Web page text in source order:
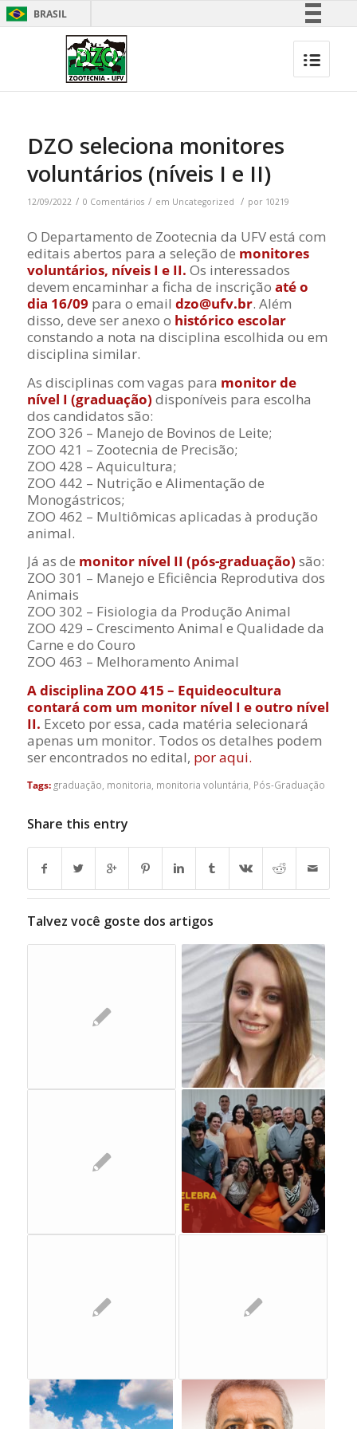
BRASIL
Legislação
DZO seleciona monitores
voluntários (níveis I e II)
12/09/2022 / 0 Comentários / em Uncategorized / por 10219
O Departamento de Zootecnia da UFV está com
editais abertos para a seleção de monitores
voluntários, níveis I e II. Os interessados
devem encaminhar a ficha de inscrição até o
dia 16/09 para o email dzo@ufv.br. Além
disso, deve ser anexo o histórico escolar
constando a nota na disciplina escolhida ou em
disciplina similar.
As disciplinas com vagas para monitor de
nível I (graduação) disponíveis para escolha
dos candidatos são:
ZOO 326 – Manejo de Bovinos de Leite;
ZOO 421 – Zootecnia de Precisão;
ZOO 428 – Aquicultura;
ZOO 442 – Nutrição e Alimentação de
Monogástricos;
ZOO 462 – Multiômicas aplicadas à produção
animal.
Já as de monitor nível II (pós-graduação) são:
ZOO 301 – Manejo e Eficiência Reprodutiva dos
Animais
ZOO 302 – Fisiologia da Produção Animal
ZOO 429 – Crescimento Animal e Qualidade da
Carne e do Couro
ZOO 463 – Melhoramento Animal
A disciplina ZOO 415 – Equideocultura
contará com um monitor nível I e outro nível
II. Exceto por essa, cada matéria selecionará
apenas um monitor. Todos os detalhes podem
ser encontrados no edital, por aqui.
Tags: graduação monitoria monitoria voluntária Pós-Graduação
Share this entry
Talvez você goste dos artigos